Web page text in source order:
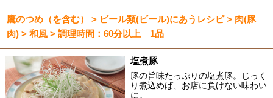
鷹のつめ（を含む） > ビール類(ビール)にあうレシピ > 肉(豚
肉) > 和風 > 調理時間：60分以上 1品
塩煮豚
豚の旨味たっぷりの塩煮豚。じっく
り煮込めば、お店に負けない味わい
に。